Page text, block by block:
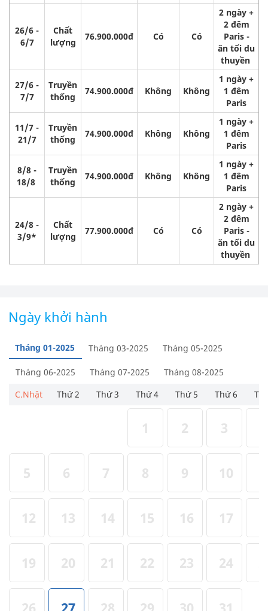
26/6 -
6/7
Chất
lượng
76.900.000đ Có Có
2 ngày +
2 đêm
Paris -
ăn tối du
thuyền
27/6 -
7/7
Truyền
thống
74.900.000đ Không Không
1 ngày +
1 đêm
Paris
11/7 -
21/7
Truyền
thống
74.900.000đ Không Không
1 ngày +
1 đêm
Paris
8/8 -
18/8
Truyền
thống
74.900.000đ Không Không
1 ngày +
1 đêm
Paris
24/8 -
3/9*
Chất
lượng
77.900.000đ Có Có
2 ngày +
2 đêm
Paris -
ăn tối du
thuyền
Ngày khởi hành
Tháng 01-2025 Tháng 03-2025 Tháng 05-2025
Tháng 06-2025 Tháng 07-2025
Tháng 08-2025
C.Nhật
Thứ 2 Thứ 3 Thứ 4 Thứ 5 Thứ 6
1 2 3
5 6 7 8 9 10
12 13 14 15 16 17
19 20 21 22 23 24
26 27 28 29 30 31